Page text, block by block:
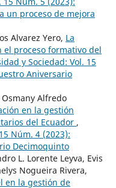
un proceso de mejora
Alvarez Yero, La
proceso formativo del
y Sociedad: Vol. 15
Aniversario
Osmany Alfredo
en la gestión
del Ecuador ,
Núm. 4 (2023):
Decimoquinto
L. Lorente Leyva, Evis
Nogueira Rivera,
en la gestión de